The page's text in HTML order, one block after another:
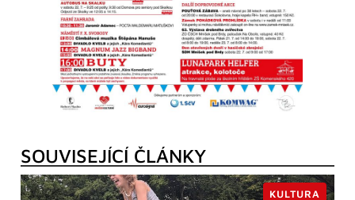
SOUVISEJÍCÍ ČLÁNKY
KULTURA